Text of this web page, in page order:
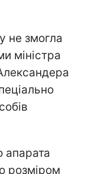
не змогла
міністра
апарата
розміром